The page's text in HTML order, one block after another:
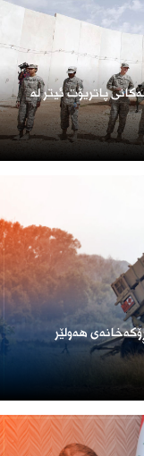
پاتریۆت ئیتر لە
هەولێر